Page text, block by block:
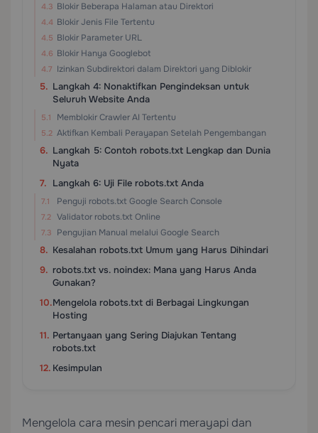
Blokir Beberapa Halaman atau Direktori
Blokir Jenis File Tertentu
Blokir Parameter URL
Blokir Hanya Googlebot
Izinkan Subdirektori dalam Direktori yang Diblokir
Langkah 4: Nonaktifkan Pengindeksan untuk
Seluruh Website Anda
Memblokir Crawler AI Tertentu
Aktifkan Kembali Perayapan Setelah Pengembangan
Langkah 5: Contoh robots.txt Lengkap dan Dunia
Nyata
Langkah 6: Uji File robots.txt Anda
Penguji robots.txt Google Search Console
Validator robots.txt Online
Pengujian Manual melalui Google Search
Kesalahan robots.txt Umum yang Harus Dihindari
robots.txt vs. noindex: Mana yang Harus Anda
Gunakan?
Mengelola robots.txt di Berbagai Lingkungan
Hosting
Pertanyaan yang Sering Diajukan Tentang
robots.txt
Kesimpulan
Mengelola cara mesin pencari merayapi dan